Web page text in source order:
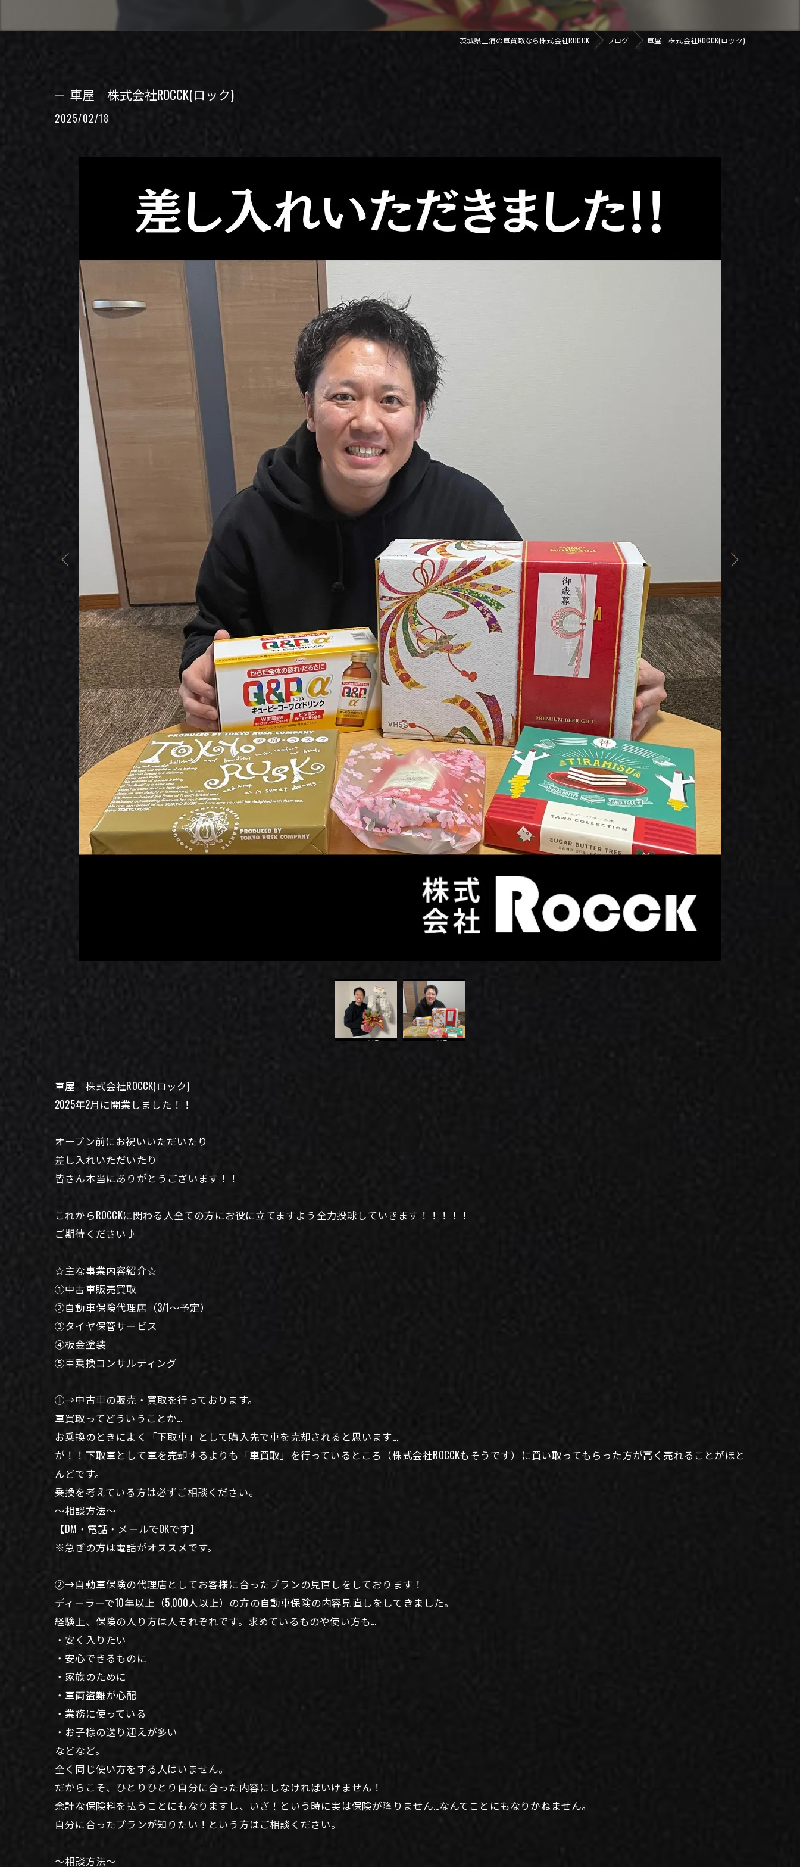
茨城県土浦の車買取なら株式会社ROCCK ブログ 車屋 株式会社ROCCK(ロック)
車屋 株式会社ROCCK(ロック)
2025/02/18
車屋 株式会社ROCCK(ロック)
2025年2月に開業しました！！
オープン前にお祝いいただいたり
差し入れいただいたり
皆さん本当にありがとうございます！！
これからROCCKに関わる人全ての方にお役に立てますよう全力投球していきます！！！！！
ご期待ください♪
☆主な事業内容紹介☆
①中古車販売買取
②自動車保険代理店（3/1〜予定）
③タイヤ保管サービス
④板金塗装
⑤車乗換コンサルティング
①→中古車の販売・買取を行っております。
車買取ってどういうことか…
お乗換のときによく「下取車」として購入先で車を売却されると思います…
が！！下取車として車を売却するよりも「車買取」を行っているところ（株式会社ROCCKもそうです）に買い取ってもらった方が高く売れることがほと
んどです。
乗換を考えている方は必ずご相談ください。
〜相談方法〜
【DM・電話・メールでOKです】
※急ぎの方は電話がオススメです。
②→自動車保険の代理店としてお客様に合ったプランの見直しをしております！
ディーラーで10年以上（5,000人以上）の方の自動車保険の内容見直しをしてきました。
経験上、保険の入り方は人それぞれです。求めているものや使い方も…
・安く入りたい
・安心できるものに
・家族のために
・車両盗難が心配
・業務に使っている
・お子様の送り迎えが多い
などなど。
全く同じ使い方をする人はいません。
だからこそ、ひとりひとり自分に合った内容にしなければいけません！
余計な保険料を払うことにもなりますし、いざ！という時に実は保険が降りません…なんてことにもなりかねません。
自分に合ったプランが知りたい！という方はご相談ください。
〜相談方法〜